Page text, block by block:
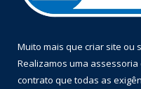
Muito mais que criar site ou
Realizamos uma assessoria
contrato que todas as